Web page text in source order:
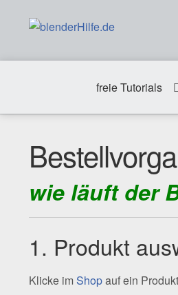
Zur
springen
Zum
springen
freie Tutorials
wie läuft der
1. Produkt
Klicke imShopauf ein